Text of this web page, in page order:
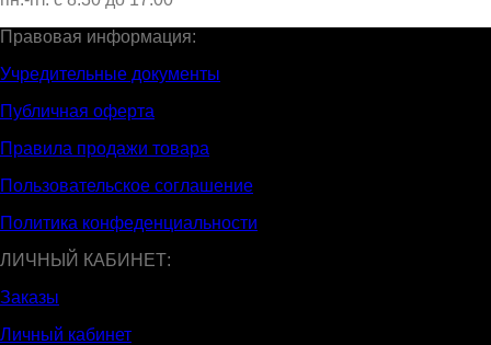
Правовая информация:
Учредительные документы
Публичная оферта
Правила продажи товара
Пользовательское соглашение
Политика конфеденциальности
ЛИЧНЫЙ КАБИНЕТ:
Заказы
Личный кабинет